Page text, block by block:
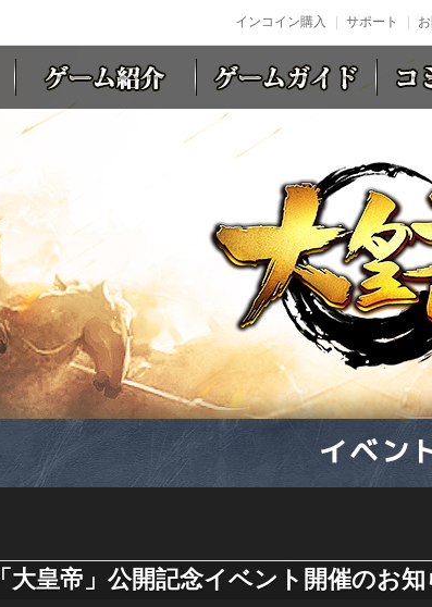
インコイン購入 サポート
「大皇帝」公開記念イベント開催のお